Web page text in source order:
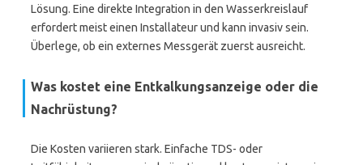
Lösung. Eine direkte Integration in den Wasserkreislauf
erfordert meist einen Installateur und kann invasiv sein.
Überlege, ob ein externes Messgerät zuerst ausreicht.
Was kostet eine Entkalkungsanzeige oder die
Nachrüstung?
Die Kosten variieren stark. Einfache TDS- oder